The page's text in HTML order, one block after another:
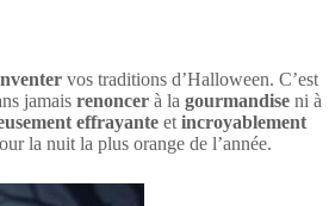
vos traditions d’Halloween. C’est
jamais renoncer à la gourmandise ni à
effrayante et incroyablement
la nuit la plus orange de l’année.